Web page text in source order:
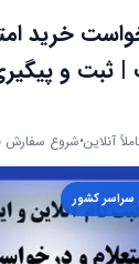
خرید
| ثبت و
آنلاین•شروع سفارش
کشور